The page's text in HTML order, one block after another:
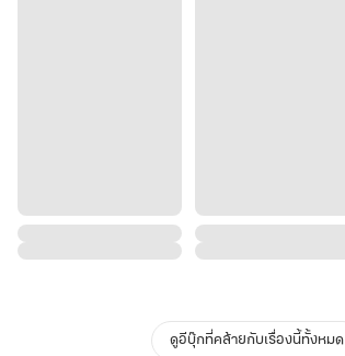
ดูอีบุ๊กที่คล้ายกับเรื่องนี้ทั้งหมด